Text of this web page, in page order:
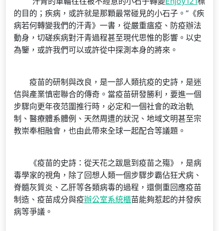
的目的；疾病，或許就是那顆最常碰見的小石子。”《疾
病若何轉變我們的汗青》一書，從嚴重瘟疫、防疫辦法
動身，切磋疾病對汗青過程甚至現代思惟的影響。以史
為鑒，或許我們可以或許從中探測本身的將來。
疫苗的研制與改良，是一部人類抗疫的史詩，是迷
信與產業慎密聯合的傳奇。當疫苗研發勝利，要進一個
步驟向更年夜范圍推行時，必定和一個社會的政治軌
制、醫療體系體例、天然周遭的狀況、地域文明甚至宗
教崇奉相融會，也由此帶來全球一起配合等議題。
《疫苗的史詩：從天花之跋扈到疫苗之殤》，是病
毒學家的視角，除了回想人類一個步驟步霸佔狂犬病、
脊髓灰質炎、乙肝等各類病毒的過程，還側重回應疫苗
制造、疫苗成分與疫辦公室系統櫃苗能夠惹起的并發疾
病等爭議。